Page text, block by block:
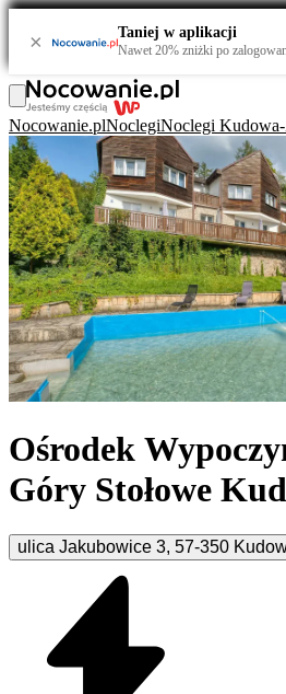
× Taniej w aplikacji
Nawet 20% zniżki po
Nocowanie.plNoclegiNoclegi
Ośrodek
Góry Stołowe
ulica Jakubowice 3, 57-350